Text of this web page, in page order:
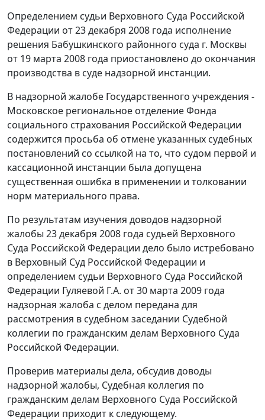
Определением судьи Верховного Суда Российской
Федерации от 23 декабря 2008 года исполнение
решения Бабушкинского районного суда г. Москвы
от 19 марта 2008 года приостановлено до окончания
производства в суде надзорной инстанции.
В надзорной жалобе Государственного учреждения -
Московское региональное отделение Фонда
социального страхования Российской Федерации
содержится просьба об отмене указанных судебных
постановлений со ссылкой на то, что судом первой и
кассационной инстанции была допущена
существенная ошибка в применении и толковании
норм материального права.
По результатам изучения доводов надзорной
жалобы 23 декабря 2008 года судьей Верховного
Суда Российской Федерации дело было истребовано
в Верховный Суд Российской Федерации и
определением судьи Верховного Суда Российской
Федерации Гуляевой Г.А. от 30 марта 2009 года
надзорная жалоба с делом передана для
рассмотрения в судебном заседании Судебной
коллегии по гражданским делам Верховного Суда
Российской Федерации.
Проверив материалы дела, обсудив доводы
надзорной жалобы, Судебная коллегия по
гражданским делам Верховного Суда Российской
Федерации приходит к следующему.